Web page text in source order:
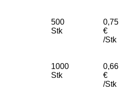
500
Stk
0,75
€
/Stk
1000
Stk
0,66
€
/Stk